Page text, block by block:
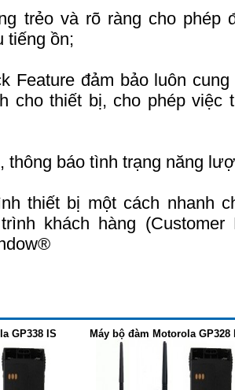
trẻo và rõ ràng cho phép
tiếng ồn;
Feature đảm bảo luôn
cho thiết bị, cho phép việc
thông báo tình trạng năng
thiết bị một cách nhanh
khách hàng (Customer
GP338 IS Máy bộ đàm Motorola GP328